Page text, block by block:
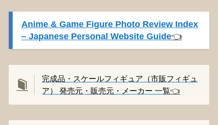
Anime & Game Figure Photo Review Index
– Japanese Personal Website Guide👈️
完成品・スケールフィギュア（市販フィギュ
ア） 発売元・販売元・メーカー 一覧👈️